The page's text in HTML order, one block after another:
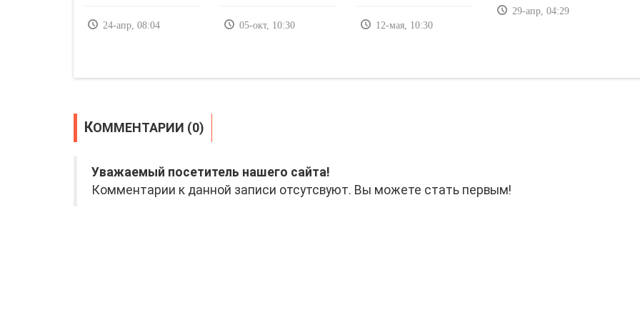
24-апр, 08:04 05-окт, 10:30 12-мая, 10:30
29-апр, 04:29
КОММЕНТАРИИ (0)
Уважаемый посетитель нашего сайта!
Комментарии к данной записи отсутсвуют. Вы можете стать первым!